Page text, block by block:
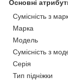
Основні
Сумісність з
Марка
Модель
Сумісність з
Серія
Тип підніжки